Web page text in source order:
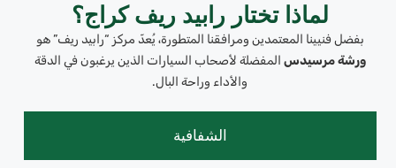
لماذا تختار رابيد ريف كراج؟
بفضل فنيينا المعتمدين ومرافقنا المتطورة، يُعدّ مركز “رابيد ريف” هو
ورشة مرسيدس المفضلة لأصحاب السيارات الذين يرغبون في الدقة
والأداء وراحة البال.
الشفافية